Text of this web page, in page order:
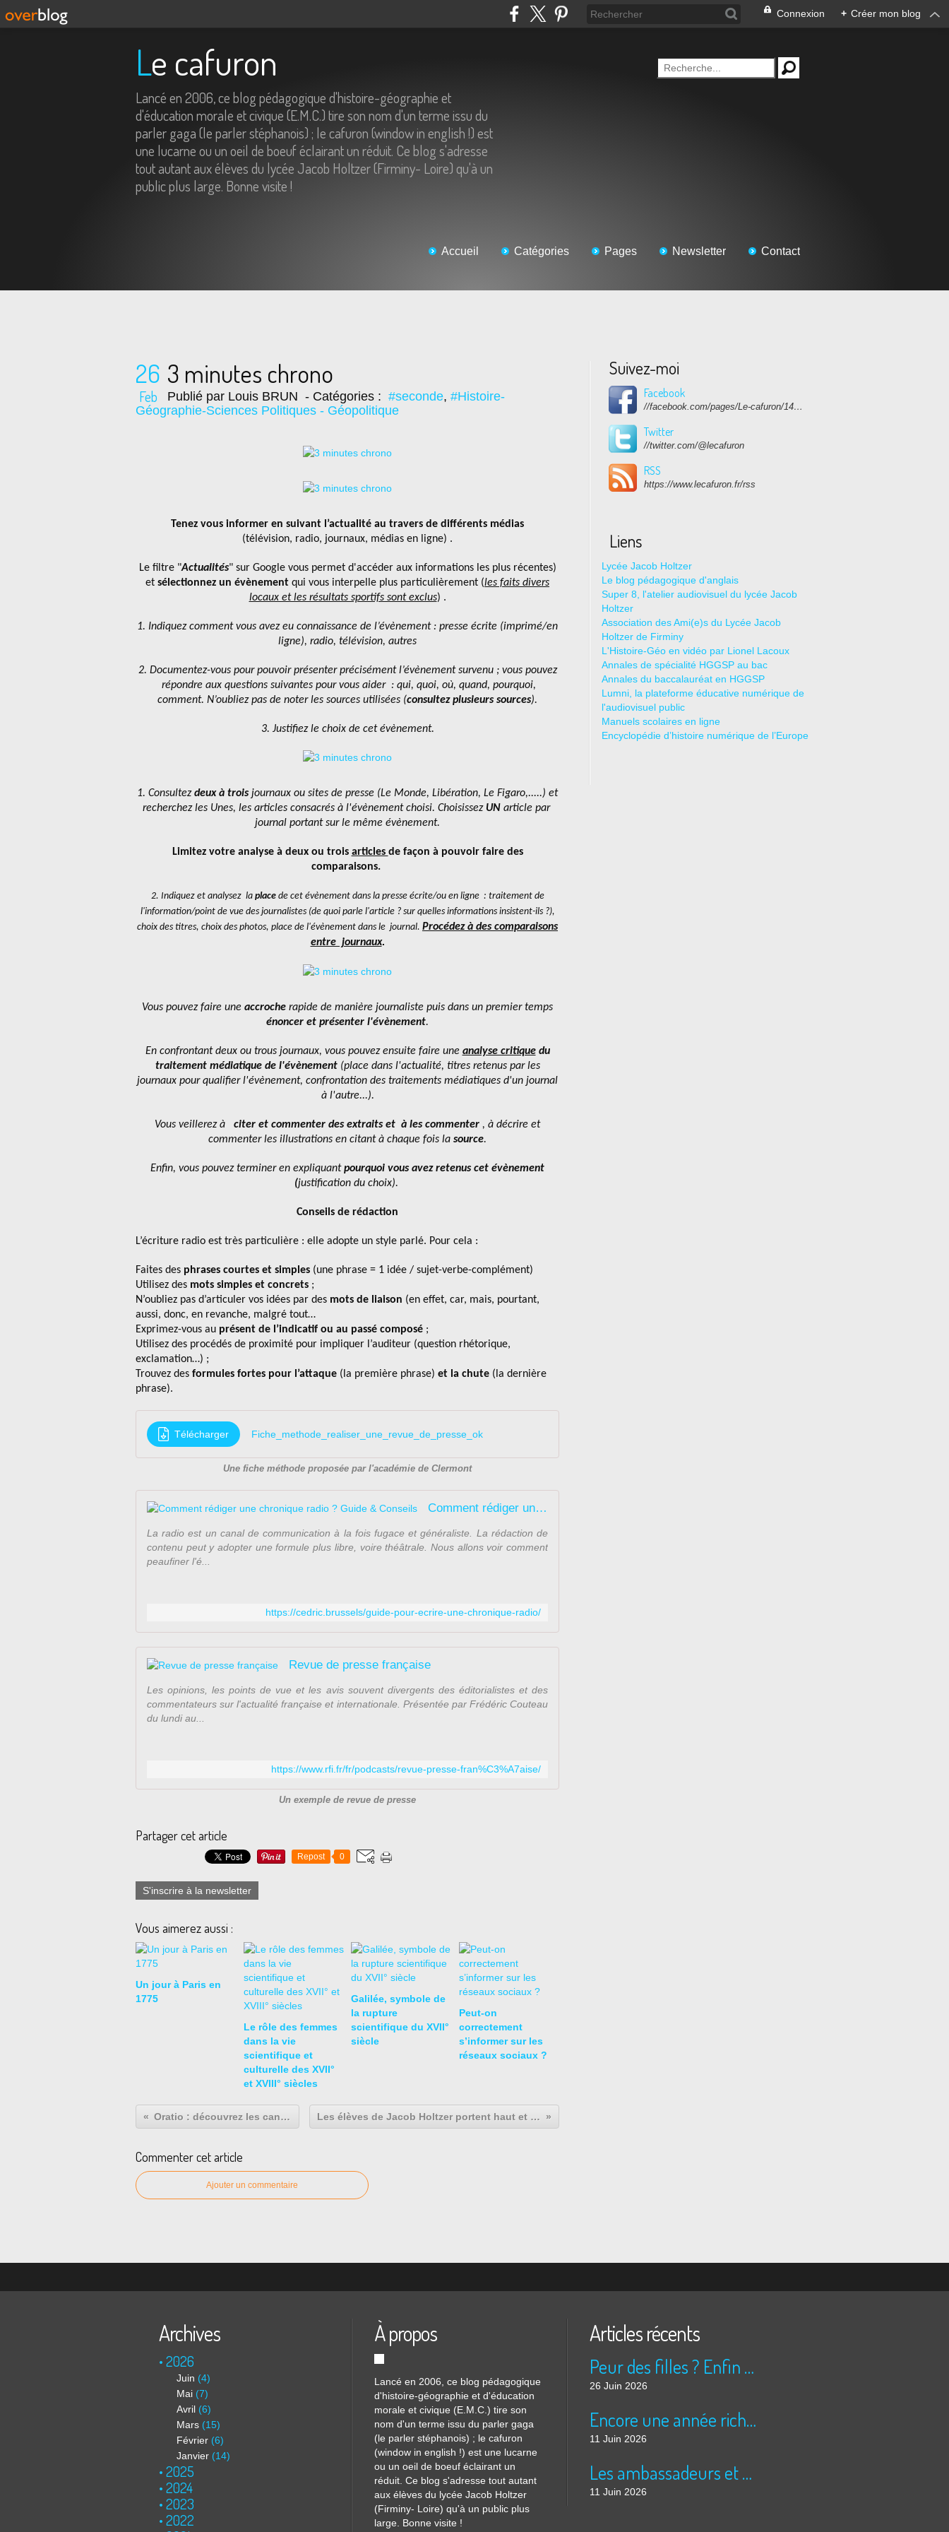
Connexion + Créer mon blog
Le cafuron
Lancé en 2006, ce blog pédagogique d'histoire-géographie et
d'éducation morale et civique (E.M.C.) tire son nom d'un terme issu du
parler gaga (le parler stéphanois) ; le cafuron (window in english !) est
une lucarne ou un oeil de boeuf éclairant un réduit. Ce blog s'adresse
tout autant aux élèves du lycée Jacob Holtzer (Firminy- Loire) qu'à un
public plus large. Bonne visite !
Accueil Catégories Pages Newsletter Contact
26
Feb
3 minutes chrono
Publié par Louis BRUN - Catégories : #seconde, #Histoire-
Géographie-Sciences Politiques - Géopolitique
Tenez vous informer en suivant l’actualité au travers de différents médias
(télévision, radio, journaux, médias en ligne) .
Le filtre "Actualités" sur Google vous permet d'accéder aux informations les plus récentes)
et sélectionnez un évènement qui vous interpelle plus particulièrement (les faits divers
locaux et les résultats sportifs sont exclus) .
1. Indiquez comment vous avez eu connaissance de l’évènement : presse écrite (imprimé/en
ligne), radio, télévision, autres
2. Documentez-vous pour pouvoir présenter précisément l’évènement survenu ; vous pouvez
répondre aux questions suivantes pour vous aider : qui, quoi, où, quand, pourquoi,
comment. N’oubliez pas de noter les sources utilisées (consultez plusieurs sources).
3. Justifiez le choix de cet évènement.
1. Consultezdeux à trois journaux ou sites de presse (Le Monde, Libération, Le Figaro,.....) et
recherchez les Unes, les articles consacrés à l'évènement choisi. Choisissez UNarticle par
journal portant sur le même évènement.
Limitez votre analyse à deux ou trois articles de façon à pouvoir faire des
comparaisons.
2. Indiquez et analysez la place de cet évènement dans la presse écrite/ou en ligne : traitement de
l'information/point de vue des journalistes (de quoi parle l'article ? sur quelles informations insistent-ils ?),
choix des titres, choix des photos, place de l'évènement dans le journal. Procédez à des comparaisons
entre journaux.
Vous pouvez faire une accroche rapide de manière journaliste puis dans un premier temps
énoncer et présenter l'évènement.
En confrontant deux ou trous journaux, vous pouvez ensuite faire une analyse critiquedu
traitement médiatique de l'évènement(place dans l'actualité, titres retenus par les
journaux pour qualifier l'évènement, confrontation des traitements médiatiques d'un journal
à l'autre...).
Vous veillerez à citer et commenter des extraits et à les commenter , à décrire et
commenter les illustrations en citant à chaque fois la source.
Enfin, vous pouvez terminer en expliquantpourquoi vous avez retenus cet évènement
(justification du choix).
Conseils de rédaction
L’écriture radio est très particulière : elle adopte un style parlé. Pour cela :
Faites des phrases courtes et simples (une phrase = 1 idée / sujet-verbe-complément)
Utilisez des mots simples et concrets ;
N’oubliez pas d’articuler vos idées par des mots de liaison (en effet, car, mais, pourtant,
aussi, donc, en revanche, malgré tout…
Exprimez-vous au présent de l’indicatif ou au passé composé ;
Utilisez des procédés de proximité pour impliquer l’auditeur (question rhétorique,
exclamation…) ;
Trouvez des formules fortes pour l’attaque (la première phrase) et la chute (la dernière
phrase).
Télécharger Fiche_methode_realiser_une_revue_de_presse_ok
Une fiche méthode proposée par l'académie de Clermont
Comment rédiger une chronique radio ? Guide & Conseils
La radio est un canal de communication à la fois fugace et généraliste. La rédaction de
contenu peut y adopter une formule plus libre, voire théâtrale. Nous allons voir comment
peaufiner l'é...
https://cedric.brussels/guide-pour-ecrire-une-chronique-radio/
Revue de presse française
Les opinions, les points de vue et les avis souvent divergents des éditorialistes et des
commentateurs sur l'actualité française et internationale. Présentée par Frédéric Couteau
du lundi au...
https://www.rfi.fr/fr/podcasts/revue-presse-fran%C3%A7aise/
Un exemple de revue de presse
Partager cet article
Repost 0
S'inscrire à la newsletter
Vous aimerez aussi :
Un jour à Paris en
1775
Le rôle des femmes
dans la vie
scientifique et
culturelle des XVII°
et XVIII° siècles
Galilée, symbole de
la rupture
scientifique du XVII°
siècle
Peut-on
correctement
s’informer sur les
réseaux sociaux ?
Oratio : découvrez les candidats en vidéo Les élèves de Jacob Holtzer portent haut et fort les droits humains.
Commenter cet article
Ajouter un commentaire
Suivez-moi
Facebook
//facebook.com/pages/Le-cafuron/1415682768741632
Twitter
//twitter.com/@lecafuron
RSS
https://www.lecafuron.fr/rss
Liens
Lycée Jacob Holtzer
Le blog pédagogique d'anglais
Super 8, l'atelier audiovisuel du lycée Jacob
Holtzer
Association des Ami(e)s du Lycée Jacob
Holtzer de Firminy
L'Histoire-Géo en vidéo par Lionel Lacoux
Annales de spécialité HGGSP au bac
Annales du baccalauréat en HGGSP
Lumni, la plateforme éducative numérique de
l'audiovisuel public
Manuels scolaires en ligne
Encyclopédie d’histoire numérique de l’Europe
Archives
2026
Juin (4)
Mai (7)
Avril (6)
Mars (15)
Février (6)
Janvier (14)
2025
2024
2023
2022
À propos
Lancé en 2006, ce blog pédagogique
d'histoire-géographie et d'éducation
morale et civique (E.M.C.) tire son
nom d'un terme issu du parler gaga
(le parler stéphanois) ; le cafuron
(window in english !) est une lucarne
ou un oeil de boeuf éclairant un
réduit. Ce blog s'adresse tout autant
aux élèves du lycée Jacob Holtzer
(Firminy- Loire) qu'à un public plus
large. Bonne visite !
Articles récents
Peur des filles ? Enfin rassuré ?
26 Juin 2026
Encore une année riche en cinéma pour Super 8 !
11 Juin 2026
Les ambassadeurs et SUPER 8 - La solidarité en action
11 Juin 2026